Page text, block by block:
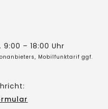
9:00 – 18:00 Uhr
Mobilfunktarif ggf.